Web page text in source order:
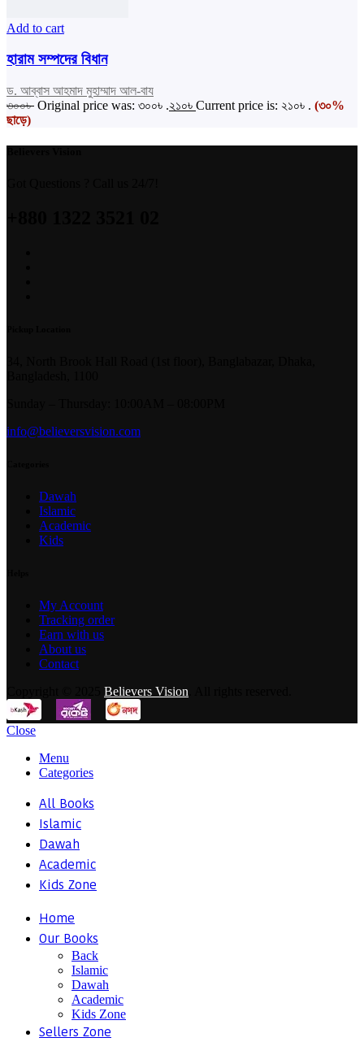
Add to cart
হারাম সম্পদের বিধান
ড. আব্বাস আহমাদ মুহাম্মাদ আল-বায
৩০০৳ Original price was: ৩০০৳ .২১০৳ Current price is: ২১০৳ . (৩০%
ছাড়ে)
info@believersvision.com
Dawah
Islamic
Academic
Kids
My Account
Tracking order
Earn with us
About us
Contact
Believers Vision
Close
Menu
Categories
All Books
Islamic
Dawah
Academic
Kids Zone
Home
Our Books
Back
Islamic
Dawah
Academic
Kids Zone
Sellers Zone